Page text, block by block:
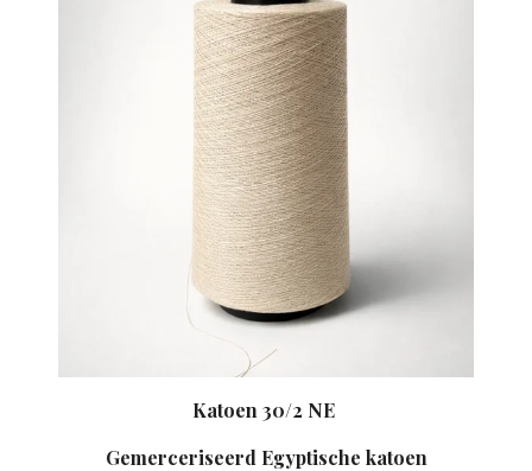
Katoen 30/2 NE
Gemerceriseerd Egyptische katoen